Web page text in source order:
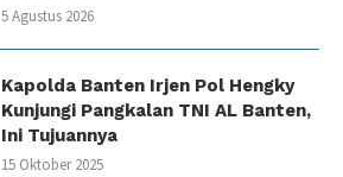
5 Agustus 2026
Kapolda Banten Irjen Pol Hengky
Kunjungi Pangkalan TNI AL Banten,
Ini Tujuannya
15 Oktober 2025